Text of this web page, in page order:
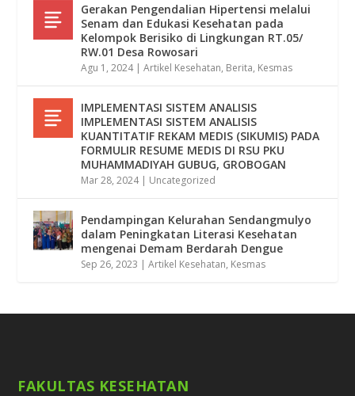
Gerakan Pengendalian Hipertensi melalui
Senam dan Edukasi Kesehatan pada
Kelompok Berisiko di Lingkungan RT.05/
RW.01 Desa Rowosari
Agu 1, 2024|Artikel Kesehatan, Berita, Kesmas
IMPLEMENTASI SISTEM ANALISIS
IMPLEMENTASI SISTEM ANALISIS
KUANTITATIF REKAM MEDIS (SIKUMIS) PADA
FORMULIR RESUME MEDIS DI RSU PKU
MUHAMMADIYAH GUBUG, GROBOGAN
Mar 28, 2024| Uncategorized
Pendampingan Kelurahan Sendangmulyo
dalam Peningkatan Literasi Kesehatan
mengenai Demam Berdarah Dengue
Sep 26, 2023 |Artikel Kesehatan, Kesmas
FAKULTAS KESEHATAN